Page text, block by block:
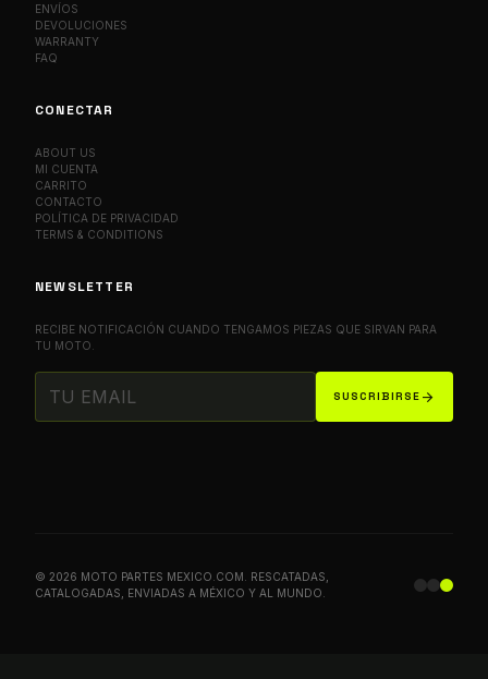
ENVÍOS
DEVOLUCIONES
WARRANTY
FAQ
CONECTAR
ABOUT US
MI CUENTA
CARRITO
CONTACTO
POLÍTICA DE PRIVACIDAD
TERMS & CONDITIONS
NEWSLETTER
RECIBE NOTIFICACIÓN CUANDO TENGAMOS PIEZAS QUE SIRVAN PARA
TU MOTO.
SUSCRIBIRSE arrow_forward
© 2026 MOTO PARTES MEXICO.COM. RESCATADAS,
CATALOGADAS, ENVIADAS A MÉXICO Y AL MUNDO.